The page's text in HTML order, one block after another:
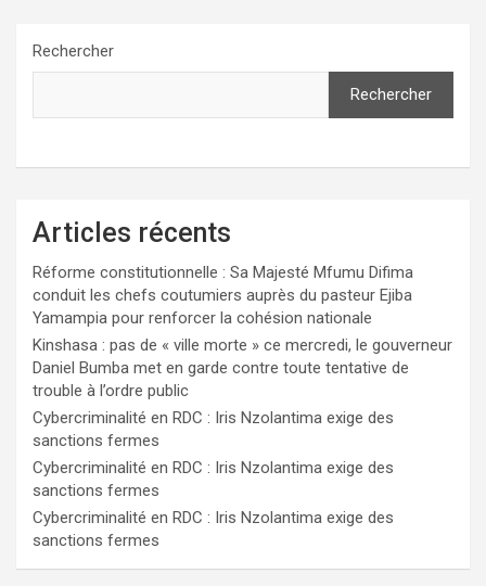
Rechercher
Rechercher
Articles récents
Réforme constitutionnelle : Sa Majesté Mfumu Difima
conduit les chefs coutumiers auprès du pasteur Ejiba
Yamampia pour renforcer la cohésion nationale
Kinshasa : pas de « ville morte » ce mercredi, le gouverneur
Daniel Bumba met en garde contre toute tentative de
trouble à l’ordre public
Cybercriminalité en RDC : Iris Nzolantima exige des
sanctions fermes
Cybercriminalité en RDC : Iris Nzolantima exige des
sanctions fermes
Cybercriminalité en RDC : Iris Nzolantima exige des
sanctions fermes